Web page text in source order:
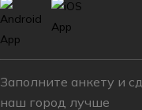
Заполните анкету и
наш город лучше